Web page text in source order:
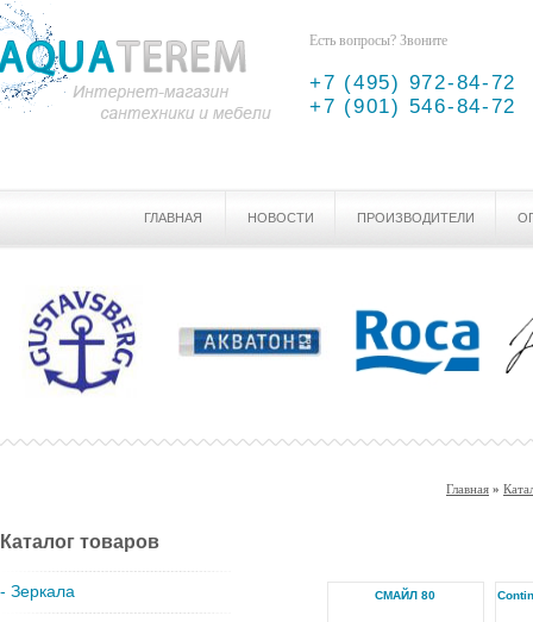
Есть вопросы? Звоните
+7 (495) 972-84-72
+7 (901) 546-84-72
ГЛАВНАЯ НОВОСТИ ПРОИЗВОДИТЕЛИ
Главная »
Каталог товаров
- Зеркала СМАЙЛ 80